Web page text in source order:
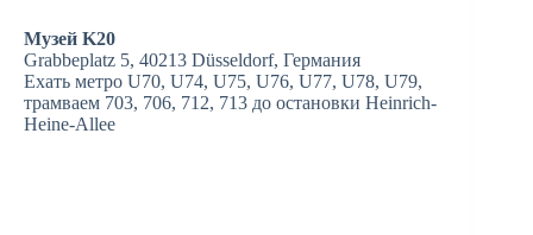
Музей K20
Grabbeplatz 5, 40213 Düsseldorf, Германия
Ехать метро U70, U74, U75, U76, U77, U78, U79,
трамваем 703, 706, 712, 713 до остановки Heinrich-
Heine-Allee‎